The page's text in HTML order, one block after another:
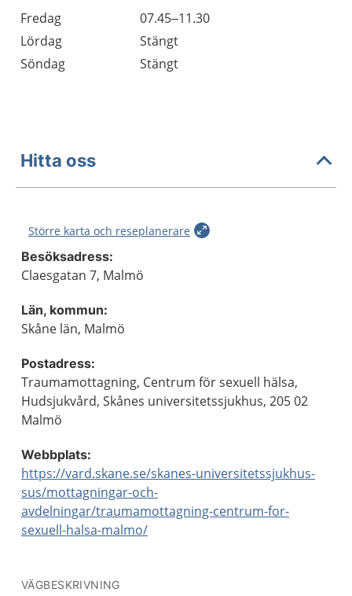
Fredag
07.45–11.30
Lördag
Stängt
Söndag
Stängt
Hitta oss
Större karta och reseplanerare
Besöksadress:
Claesgatan 7, Malmö
Län, kommun:
Skåne län, Malmö
Postadress:
Traumamottagning, Centrum för sexuell hälsa,
Hudsjukvård, Skånes universitetssjukhus, 205 02
Malmö
Webbplats:
https://vard.skane.se/skanes-universitetssjukhus-
sus/mottagningar-och-
avdelningar/traumamottagning-centrum-for-
sexuell-halsa-malmo/
VÄGBESKRIVNING